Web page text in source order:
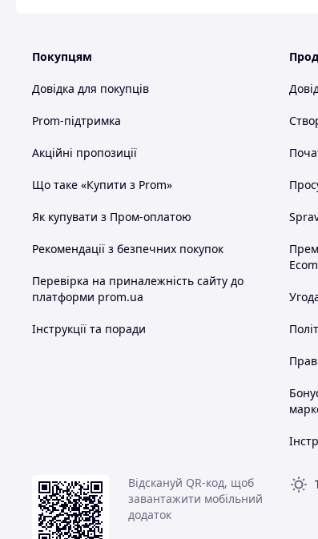
Покупцям
Довідка для покупців
Prom-підтримка
Акційні пропозиції
Що таке «Купити з Prom»
Як купувати з Пром-оплатою
Рекомендації з безпечних покупок
Перевірка на приналежність сайту до
платформи prom.ua
Інструкції та поради
Відскануй QR-код, щоб
завантажити мобільний
додаток